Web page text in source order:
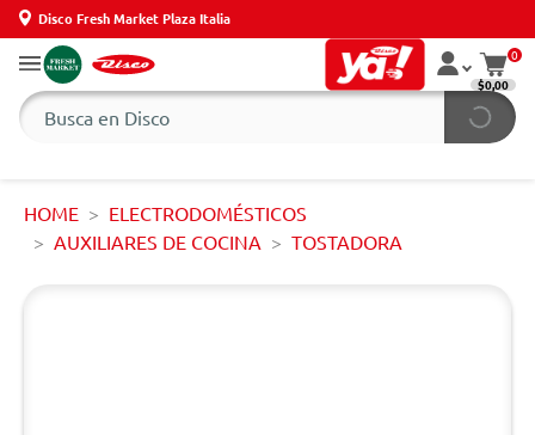
Disco Fresh Market Plaza Italia
0
$0,00
HOME
ELECTRODOMÉSTICOS
AUXILIARES DE COCINA
TOSTADORA